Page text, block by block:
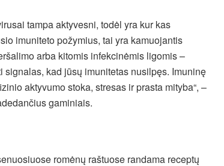
tampa aktyvesni, todėl yra kur kas
imuniteto požymius, tai yra kamuojantis
arba kitomis infekcinėmis ligomis –
kad jūsų imunitetas nusilpęs. Imuninę
aktyvumo stoka, stresas ir prasta mityba“, –
gaminiais.
romėnų raštuose randama receptų